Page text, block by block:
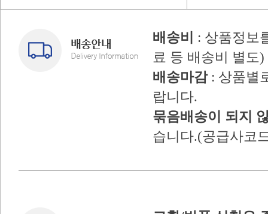
배송비
: 상품정보
료 등 배송비 별도)
배송마감: 상품별
랍니다.
묶음배송이 되지
습니다.(공급사코